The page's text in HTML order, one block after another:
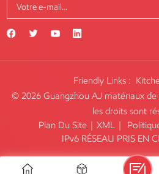
Friendly Links :
© 2026 Guangzhou AJ matériaux
les droits sont
Plan Du Site | XML |
IPv6 RÉSEAU PRIS EN